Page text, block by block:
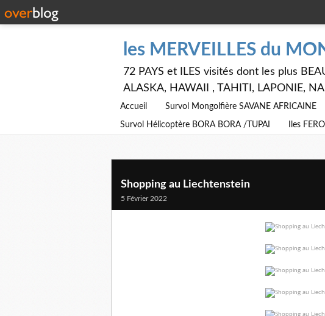
les MERVEILLES du
72 PAYS et ILES visités dont les plus
ALASKA, HAWAII , TAHITI, LAPONIE,
Accueil Survol Mongolfière SAVANE AFRICAINE
Survol Hélicoptère BORA BORA /TUPAI Iles
Shopping au Liechtenstein
5 Février 2022